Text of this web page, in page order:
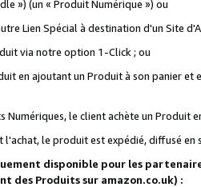
») (un « Produit Numérique ») ou
Lien Spécial à destination d'un Site
via notre option 1-Click ; ou
en ajoutant un Produit à son panier et
le client achète un Produit
l'achat, le produit est expédié, diffusé
disponible pour les
des Produits sur amazon.co.uk) :